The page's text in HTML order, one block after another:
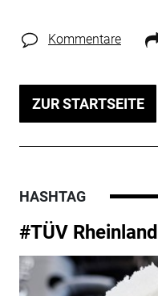
Kommentare
ZUR STARTSEITE
HASHTAG
#TÜV Rheinland